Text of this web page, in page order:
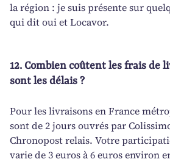
la région : je suis présente sur
qui dit oui et Locavor.
12. Combien coûtent les frais de
sont les délais ?
Pour les livraisons en France
sont de 2 jours ouvrés par
Chronopost relais. Votre
varie de 3 euros à 6 euros environ